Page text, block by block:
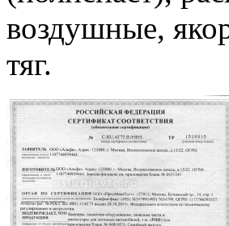
воздушные,
тяг.